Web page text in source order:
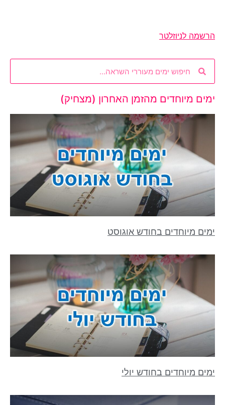
הרשמה לניוזלטר
ימים מיוחדים מהזמן האחרון (מצחיק)
ימים מיוחדים בחודש אוגוסט
ימים מיוחדים בחודש יולי